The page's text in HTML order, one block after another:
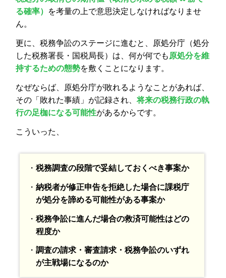
る確率） を考量の上で意思決定しなければなりませ
ん。
更に、税務争訟のステージに進むと、原処分庁（処分
した税務署長・国税局長）は、何が何でも 原処分を維
持するための態勢を敷くことになります。
なぜならば、原処分庁が敗れるようなことがあれば、
その「敗れた事績」が記録され、将来の税務行政の執
行の足枷になる可能性があるからです。
こういった、
・ 税務調査の段階で妥結しておくべき事案か
・ 納税者が修正申告を拒絶した場合に課税庁
が処分を諦める可能性がある事案か
・ 税務争訟に進んだ場合の救済可能性はどの
程度か
・ 調査の請求・審査請求・税務争訟のいずれ
が主戦場になるのか